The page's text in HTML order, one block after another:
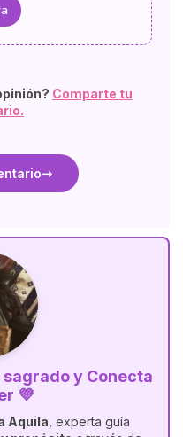
Comparte tu
y Conecta
💜
Aquila , experta guía